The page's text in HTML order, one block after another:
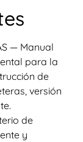
— Manual
para la
de
versión
de
y